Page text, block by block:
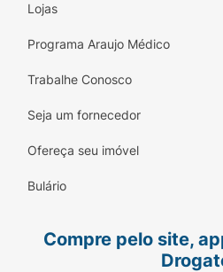
Lojas
Programa Araujo Médico
Trabalhe Conosco
Seja um fornecedor
Ofereça seu imóvel
Bulário
Compre pelo site,